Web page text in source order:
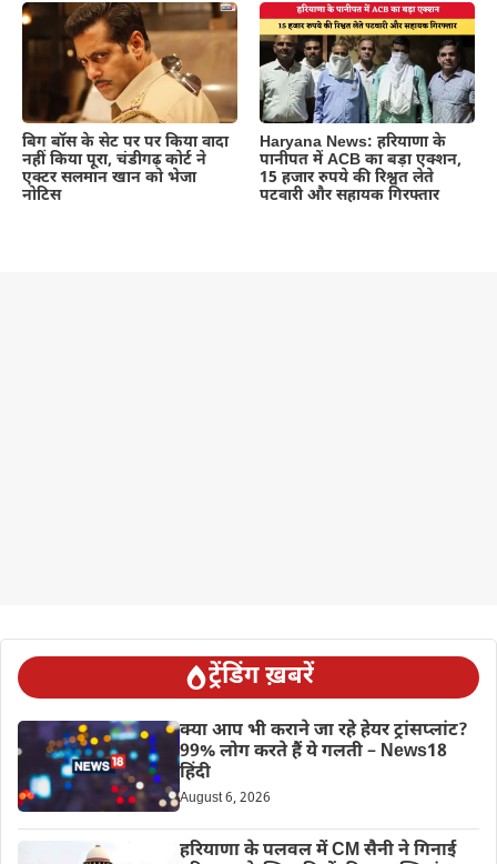
बिग बॉस के सेट पर पर किया वादा
नहीं किया पूरा, चंडीगढ़ कोर्ट ने
एक्टर सलमान खान को भेजा
नोटिस
Haryana News: हरियाणा के
पानीपत में ACB का बड़ा एक्शन,
15 हजार रुपये की रिश्वत लेते
पटवारी और सहायक गिरफ्तार
ट्रेंडिंग ख़बरें
क्या आप भी कराने जा रहे हेयर ट्रांसप्लांट?
99% लोग करते हैं ये गलती – News18
हिंदी
August 6, 2026
हरियाणा के पलवल में CM सैनी ने गिनाई